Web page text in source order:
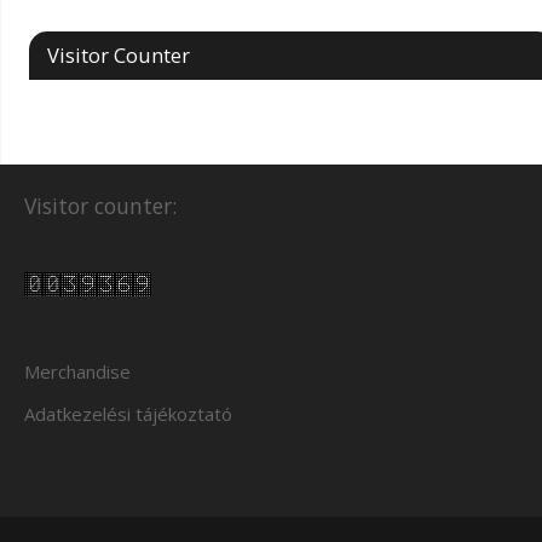
Visitor Counter
Visitor counter:
Merchandise
Adatkezelési tájékoztató